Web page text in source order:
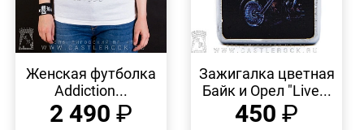
ПРОСМОТР
Женская футболка
Addiction...
2 490 ₽
ПРОСМОТР
Зажигалка цветная
Байк и Орел "Live...
450 ₽